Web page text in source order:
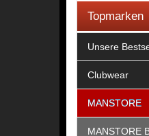
Topmarken
Unsere
Clubwear
MANSTORE
MANSTORE